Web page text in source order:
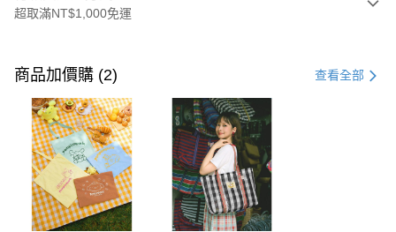
超取滿NT$1,000免運
信用卡一次付款
購物金
超商取貨付款
LINE Pay
街口支付
商品加價購 (2) 查看全部